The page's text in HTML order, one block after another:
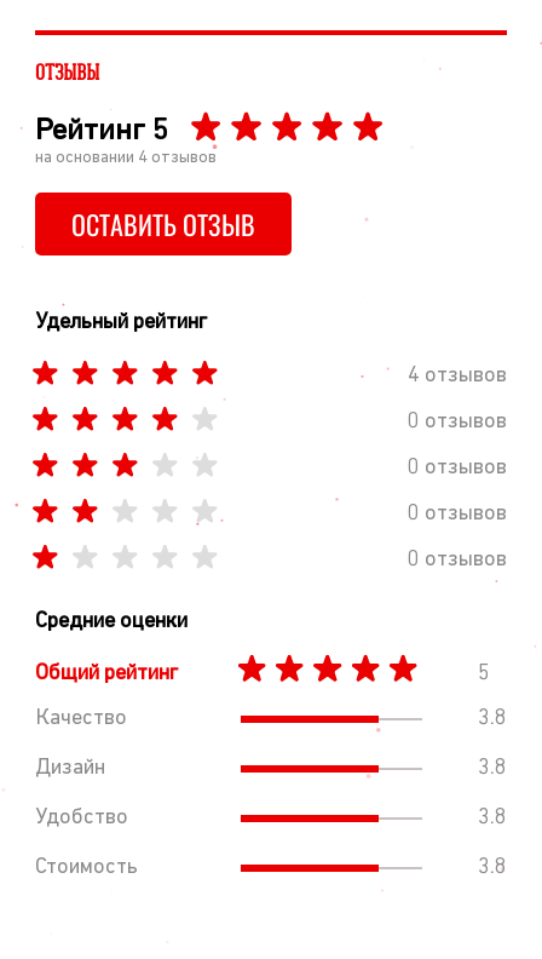
ОТЗЫВЫ
Рейтинг 5
на основании 4 отзывов
ОСТАВИТЬ ОТЗЫВ
Удельный рейтинг
4 отзывов
0 отзывов
0 отзывов
0 отзывов
0 отзывов
Средние оценки
Общий рейтинг
5
Качество
3.8
Дизайн 3.8
Удобство 3.8
Стоимость 3.8